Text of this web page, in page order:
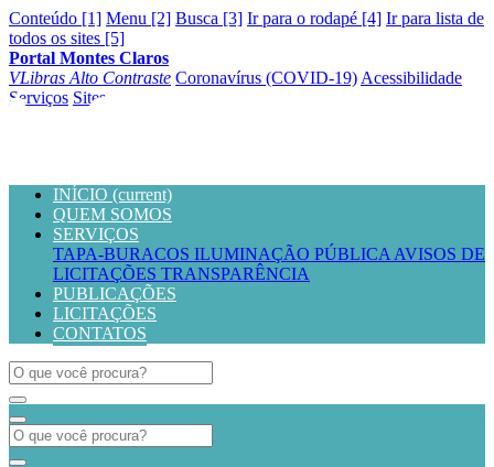
Conteúdo [1] Menu [2] Busca [3] Ir para o rodapé [4] Ir para lista de
todos os sites [5]
Portal Montes Claros
VLibras Alto Contraste Coronavírus (COVID-19) Acessibilidade
Serviços Sites
INÍCIO (current)
QUEM SOMOS
SERVIÇOS
TAPA-BURACOS ILUMINAÇÃO PÚBLICA AVISOS DE
LICITAÇÕES TRANSPARÊNCIA
PUBLICAÇÕES
LICITAÇÕES
CONTATOS